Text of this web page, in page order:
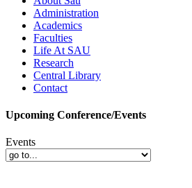
Administration
Academics
Faculties
Life At SAU
Research
Central Library
Contact
Upcoming Conference/Events
Events